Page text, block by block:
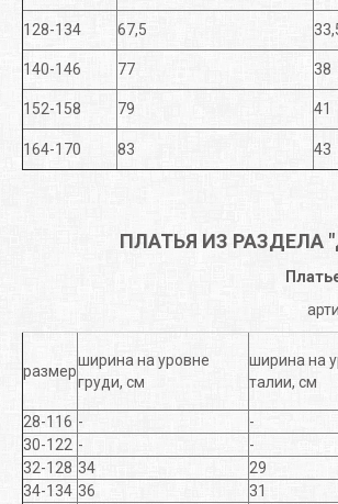
128-134 67,5
140-146 77 38
152-158 79 41
164-170 83 43
ПЛАТЬЯ ИЗ
размер
ширина на уровне
груди, см
ширина на
талии, см
28-116 - -
30-122 - -
32-128 34 29
34-134 36 31